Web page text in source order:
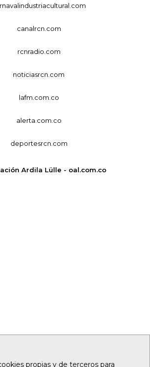
propias y de terceros para
canalrcn.com
rcnradio.com
noticiasrcn.com
lafm.com.co
alerta.com.co
deportesrcn.com
Ardila Lülle - oal.com.co